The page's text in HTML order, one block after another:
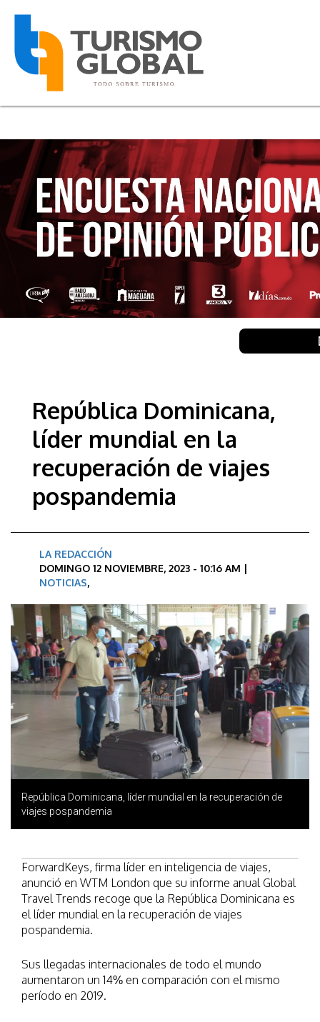
República Dominicana,
líder mundial en la
recuperación de viajes
pospandemia
LA REDACCIÓN
DOMINGO 12 NOVIEMBRE, 2023 - 10:16 AM |
NOTICIAS,
República Dominicana, líder mundial en la recuperación de
viajes pospandemia
ForwardKeys, firma líder en inteligencia de viajes,
anunció en WTM London que su informe anual Global
Travel Trends recoge que la República Dominicana es
el líder mundial en la recuperación de viajes
pospandemia.
Sus llegadas internacionales de todo el mundo
aumentaron un 14% en comparación con el mismo
período en 2019.